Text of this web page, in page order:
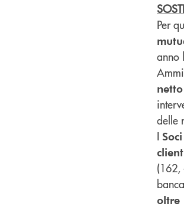
Per
anno
delle
I Soci
(162,
oltre